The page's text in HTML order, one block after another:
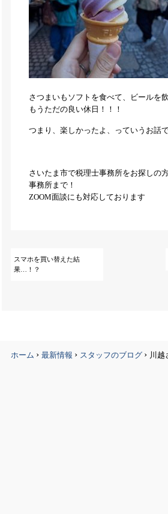
さつまいもソフトを食べて、ビールを
もうただの良い休日！！！
つまり、楽しかったよ、っていうお話で
さいたま市で税理士事務所をお探しの
事務所まで！
ZOOM面談にも対応しております
スマホを買い替えた結
果…！？
ホーム › 最新情報 › スタッフのブログ › 川越